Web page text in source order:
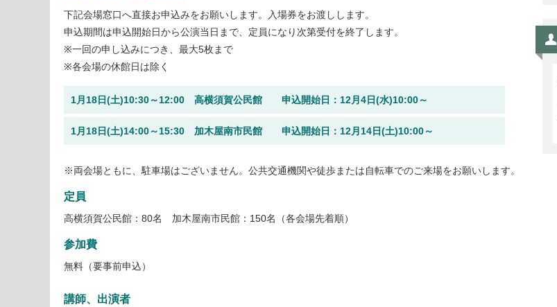
下記会場窓口へ直接お申込みをお願いします。入場券をお渡しします。
申込期間は申込開始日から公演当日まで、定員になり次第受付を終了します。
※一回の申し込みにつき、最大5枚まで
※各会場の休館日は除く
1月18日(土)10:30～12:00 高横須賀公民館 申込開始日：12月4日(水)10:00～
1月18日(土)14:00～15:30 加木屋南市民館 申込開始日：12月14日(土)10:00～
※両会場ともに、駐車場はございません。公共交通機関や徒歩または自転車でのご来場をお願いします。
定員
高横須賀公民館：80名 加木屋南市民館：150名（各会場先着順）
参加費
無料（要事前申込）
講師、出演者